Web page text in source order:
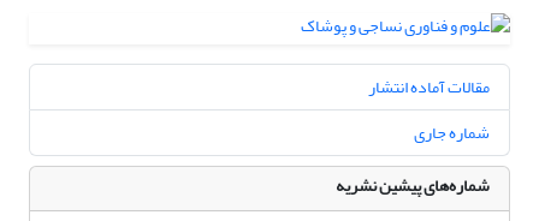
مقالات آماده انتشار
شماره جاری
شماره‌های پیشین نشریه